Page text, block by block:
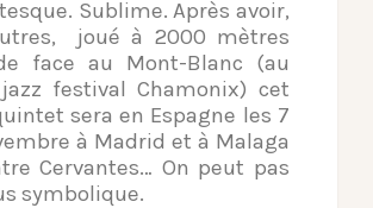
Sublime. Après avoir,
joué à 2000 mètres
face au Mont-Blanc (au
festival Chamonix) cet
sera en Espagne les 7
à Madrid et à Malaga
Cervantes… On peut pas
symbolique.